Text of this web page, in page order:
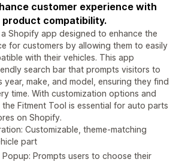
customer experience with
compatibility.
Shopify app designed to enhance the
for customers by allowing them to easily
with their vehicles. This app
search bar that prompts visitors to
year, make, and model, ensuring they find
time. With customization options and
Fitment Tool is essential for auto parts
on Shopify.
Customizable, theme-matching
part
Popup: Prompts users to choose their